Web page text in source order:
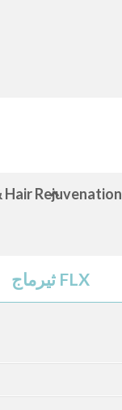
Hair Rejuvenation
ثيرماج FLX